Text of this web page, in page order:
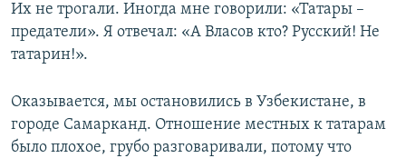
Их не трогали. Иногда мне говорили: «Татары –
предатели». Я отвечал: «А Власов кто? Русский! Не
татарин!».
Оказывается, мы остановились в Узбекистане, в
городе Самарканд. Отношение местных к татарам
было плохое, грубо разговаривали, потому что